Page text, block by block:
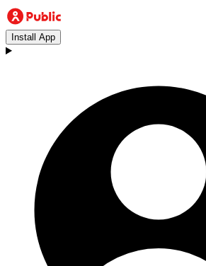
Install App